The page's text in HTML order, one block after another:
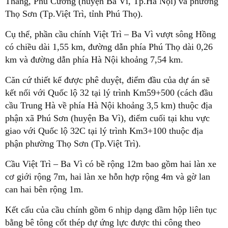
Thọ Sơn (Tp.Việt Trì, tỉnh Phú Thọ).
Cụ thể, phần cầu chính Việt Trì – Ba Vì vượt sông Hồng
có chiều dài 1,55 km, đường dẫn phía Phú Thọ dài 0,26
km và đường dẫn phía Hà Nội khoảng 7,54 km.
Căn cứ thiết kế được phê duyệt, điểm đầu của dự án sẽ
kết nối với Quốc lộ 32 tại lý trình Km59+500 (cách đầu
cầu Trung Hà về phía Hà Nội khoảng 3,5 km) thuộc địa
phận xã Phú Sơn (huyện Ba Vì), điểm cuối tại khu vực
giao với Quốc lộ 32C tại lý trình Km3+100 thuộc địa
phận phường Thọ Sơn (Tp.Việt Trì).
Cầu Việt Trì – Ba Vì có bề rộng 12m bao gồm hai làn xe
cơ giới rộng 7m, hai làn xe hỗn hợp rộng 4m và gờ lan
can hai bên rộng 1m.
Kết cấu của cầu chính gồm 6 nhịp dạng dầm hộp liên tục
bằng bê tông cốt thép dự ứng lực được thi công theo